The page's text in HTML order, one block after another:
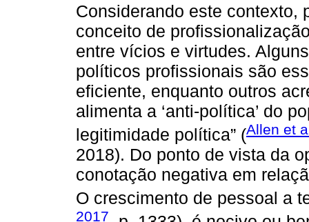
Considerando este contexto,
conceito de
entre vícios e virtudes.
políticos profissionais são
eficiente, enquanto outros
alimenta a ‘anti-política’ do
legitimidade política” (Allen et
2018). Do ponto de vista da
conotação negativa em
O crescimento de pessoal a
2017